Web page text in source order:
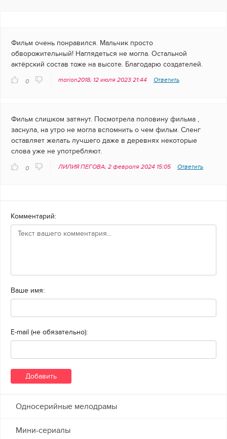
Фильм очень понравился. Мальчик просто
обворожительный! Наглядеться не могла. Остальной
актёрский состав тоже на высоте. Благодарю создателей.
0 marion2018, 12 июля 2023 21:44 Ответить
Фильм слишком затянут. Посмотрела половину фильма ,
заснула, на утро не могла вспомнить о чем фильм. Сленг
оставляет желать лучшего даже в деревнях некоторые
слова уже не употребляют.
0 ЛИЛИЯ ПЕГОВА, 2 февраля 2024 15:05 Ответить
Комментарий:
Ваше имя:
E-mail (не обязательно):
Односерийные мелодрамы
Мини-сериалы